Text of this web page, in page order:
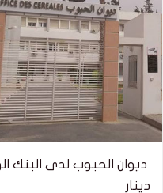
دينار